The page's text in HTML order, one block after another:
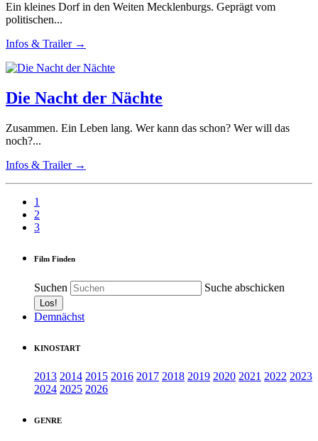
Ein kleines Dorf in den Weiten Mecklenburgs. Geprägt vom
politischen...
Infos & Trailer →
Die Nacht der Nächte
Zusammen. Ein Leben lang. Wer kann das schon? Wer will das
noch?...
Infos & Trailer →
1
2
3
Film Finden
Suchen Suche abschicken
Demnächst
KINOSTART
2013 2014 2015 2016 2017 2018 2019 2020 2021 2022 2023
2024 2025 2026
GENRE